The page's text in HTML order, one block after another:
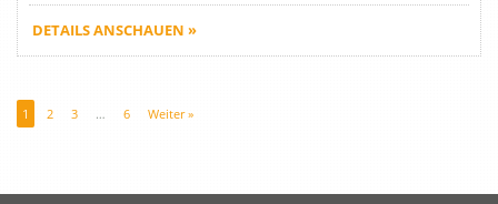
DETAILS ANSCHAUEN »
1 2 3 … 6 Weiter »